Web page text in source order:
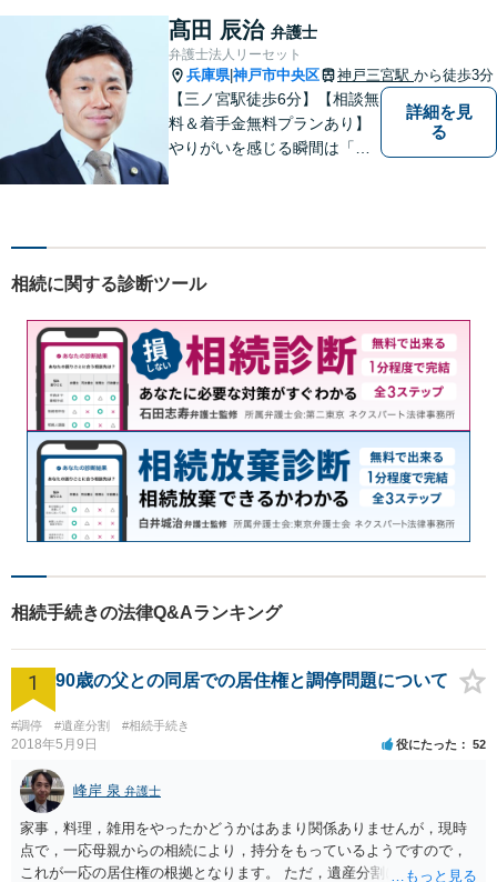
ります。まずはご相談へお越
しください【完全個室対応】
髙田 辰治 弁護士
弁護士法人リーセット
兵庫県|神戸市中央区 神戸三宮駅 から徒歩3分
【三ノ宮駅徒歩6分】【相談無
料＆着手金無料プランあり】
やりがいを感じる瞬間は「依
善の解決へと導きます。不安
気軽にご相談くださいませ。
詳細を見
る
相続に関する診断ツール
相続手続きの法律Q&Aランキング
1 90歳の父との同居での居住権と調停問題について
#調停 #遺産分割 #相続手続き
2018年5月9日 役にたった 52
峰岸 泉 弁護士
家事，料理，雑用をやったかどうかはあまり関係ありませんが，現時
点で，一応母親からの相続により，持分をもっているようですので，
これが一応の居住権の根拠となります。 ただ，遺産分割により，母の